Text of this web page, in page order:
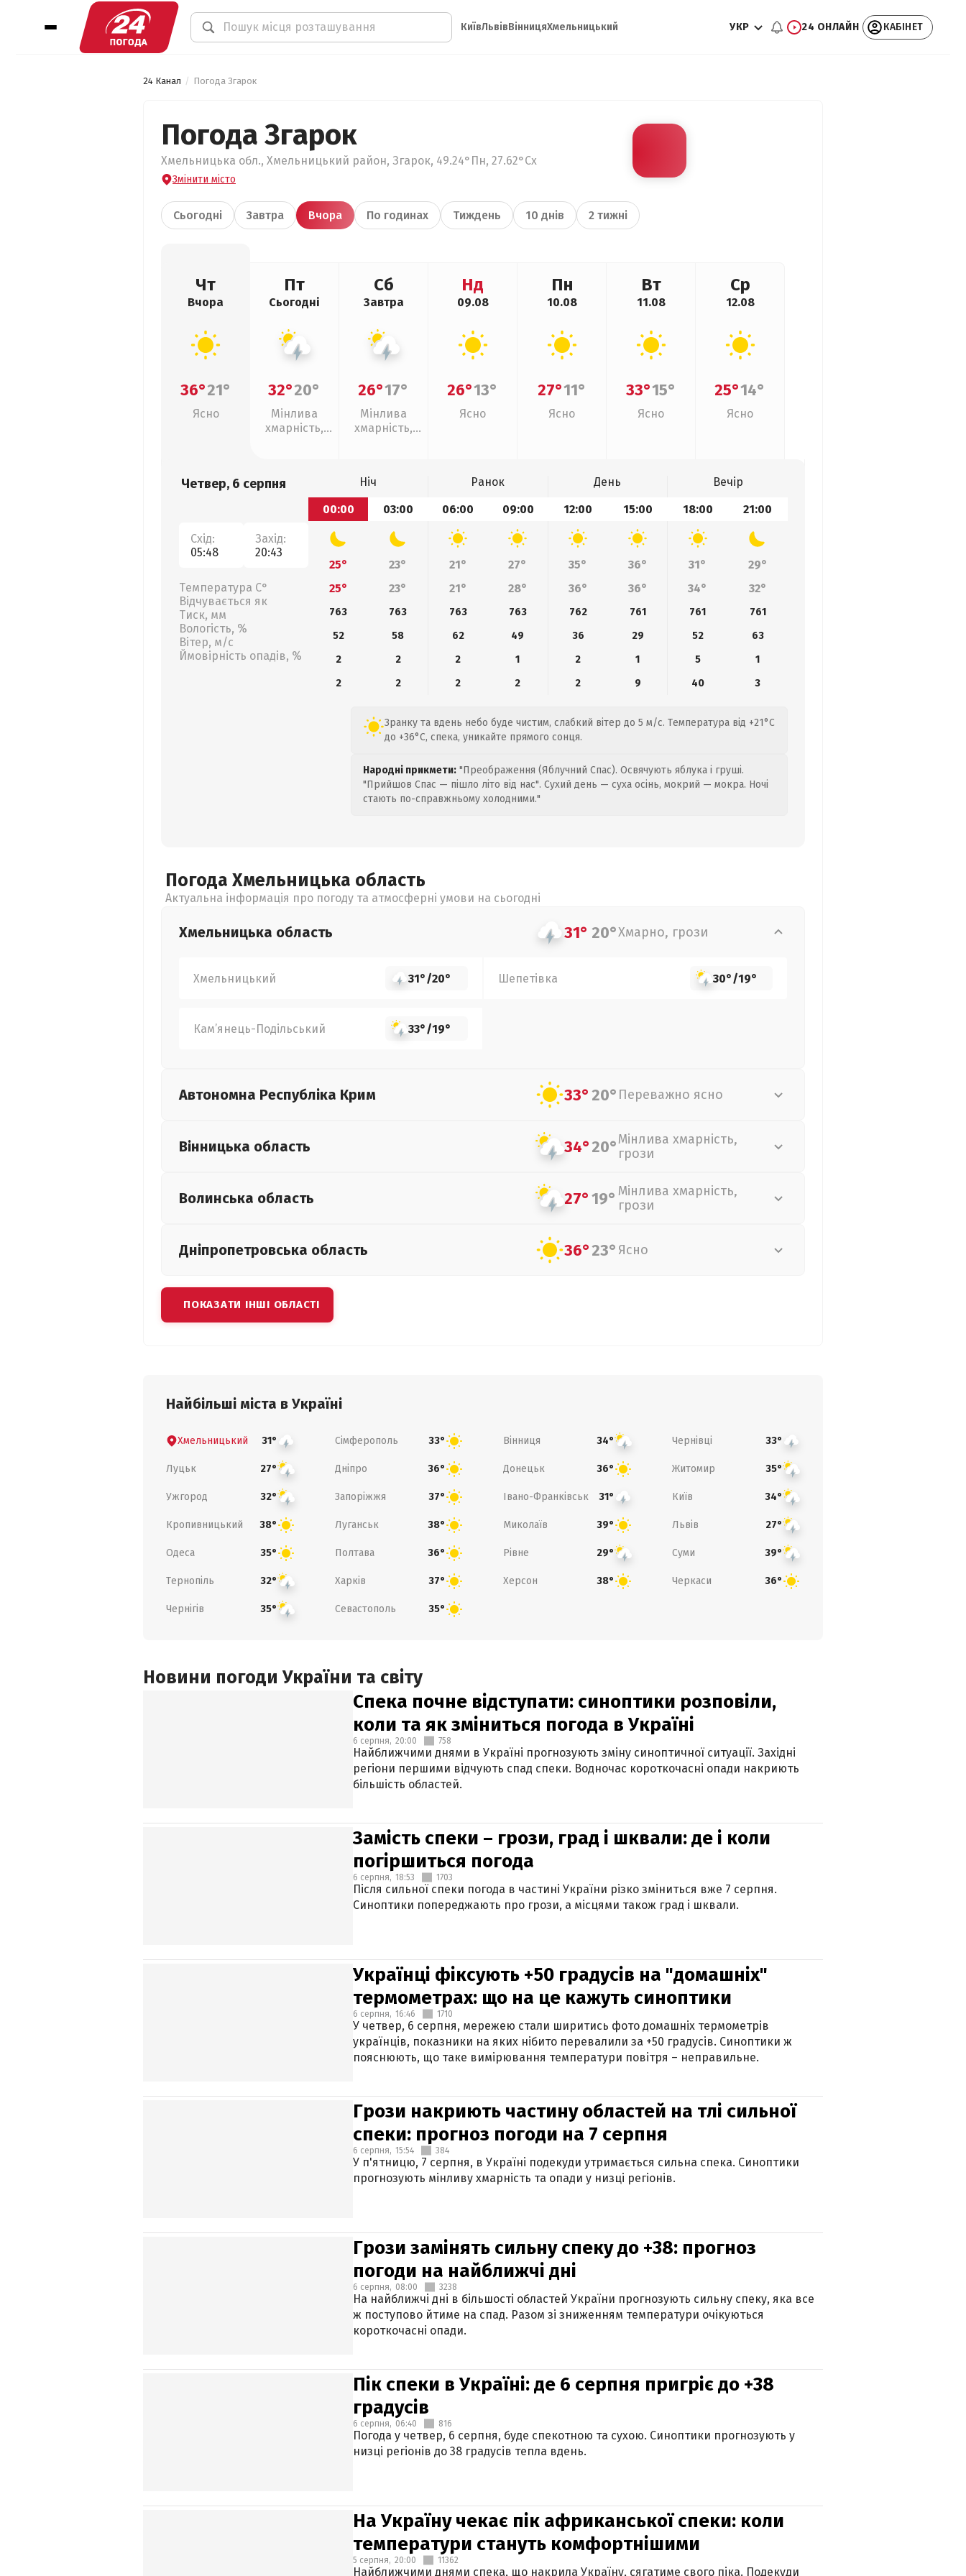
КиївЛьвівВінницяХмельницький УКР 24 ОНЛАЙН КАБІНЕТ
24 Канал Погода Згарок
Погода Згарок
Хмельницька обл., Хмельницький район, Згарок, 49.24°Пн, 27.62°Сх
Змінити місто
Сьогодні Завтра Вчора По годинах Тиждень 10 днів 2 тижні
Чт
Вчора
36°21°
Ясно
Пт
Сьогодні
32°20°
Мінлива
хмарність,
Сб
Завтра
26°17°
Мінлива
хмарність,
Нд
09.08
26°13°
Ясно
Пн
10.08
27°11°
Ясно
Вт
11.08
33°15°
Ясно
Ср
12.08
25°14°
Ясно
Четвер, 6 серпня
Схід:
05:48
Захід:
20:43
Температура С°
Відчувається як
Тиск, мм
Вологість, %
Вітер, м/с
Ймовірність опадів, %
Ніч Ранок День
Вечір
00:00
03:00 06:00 09:00 12:00 15:00 18:00 21:00
25° 23° 21° 27° 35° 36° 31°
29°
25°
23° 21° 28° 36° 36° 34° 32°
763 763 763 763 762 761 761
761
52
58 62 49 36 29 52
63
2
2 2 1 2 1 5
1
2
2 2 2 2 9 40 3
Зранку та вдень небо буде чистим, слабкий вітер до 5 м/с. Температура від +21°C
до +36°C, спека, уникайте прямого сонця.
Народні прикмети: "Преображення (Яблучний Спас). Освячують яблука і груші.
"Прийшов Спас — пішло літо від нас". Сухий день — суха осінь, мокрий — мокра. Ночі
стають по-справжньому холодними."
Погода Хмельницька область
Актуальна інформація про погоду та атмосферні умови на сьогодні
Хмельницька область 31° 20°Хмарно, грози
Хмельницький 31°/20° Шепетівка 30°/19°
Кам’янець-Подільський 33°/19°
Автономна Республіка Крим 33°20° Переважно ясно
Вінницька область 34°20°Мінлива хмарність,
грози
Волинська область 27°19° Мінлива хмарність,
грози
Дніпропетровська область 36°23° Ясно
ПОКАЗАТИ ІНШІ ОБЛАСТІ
Найбільші міста в Україні
Хмельницький 31° Сімферополь 33° Вінниця 34° Чернівці 33°
Луцьк 27° Дніпро 36° Донецьк 36° Житомир 35°
Ужгород 32° Запоріжжя 37° Івано-Франківськ 31° Київ 34°
Кропивницький 38° Луганськ 38° Миколаїв 39° Львів 27°
Одеса 35° Полтава 36° Рівне 29° Суми 39°
Тернопіль 32° Харків 37° Херсон 38° Черкаси 36°
Чернігів 35° Севастополь 35°
Новини погоди України та світу
Спека почне відступати: синоптики розповіли,
коли та як зміниться погода в Україні
6 серпня, 20:00 758
Найближчими днями в Україні прогнозують зміну синоптичної ситуації. Західні
регіони першими відчують спад спеки. Водночас короткочасні опади накриють
більшість областей.
Замість спеки – грози, град і шквали: де і коли
погіршиться погода
6 серпня, 18:53 1703
Після сильної спеки погода в частині України різко зміниться вже 7 серпня.
Синоптики попереджають про грози, а місцями також град і шквали.
Українці фіксують +50 градусів на "домашніх"
термометрах: що на це кажуть синоптики
6 серпня, 16:46 1710
У четвер, 6 серпня, мережею стали ширитись фото домашніх термометрів
українців, показники на яких нібито перевалили за +50 градусів. Синоптики ж
пояснюють, що таке вимірювання температури повітря – неправильне.
Грози накриють частину областей на тлі сильної
спеки: прогноз погоди на 7 серпня
6 серпня, 15:54 384
У п'ятницю, 7 серпня, в Україні подекуди утримається сильна спека. Синоптики
прогнозують мінливу хмарність та опади у низці регіонів.
Грози замінять сильну спеку до +38: прогноз
погоди на найближчі дні
6 серпня, 08:00 3238
На найближчі дні в більшості областей України прогнозують сильну спеку, яка все
ж поступово йтиме на спад. Разом зі зниженням температури очікуються
короткочасні опади.
Пік спеки в Україні: де 6 серпня пригріє до +38
градусів
6 серпня, 06:40 816
Погода у четвер, 6 серпня, буде спекотною та сухою. Синоптики прогнозують у
низці регіонів до 38 градусів тепла вдень.
На Україну чекає пік африканської спеки: коли
температури стануть комфортнішими
5 серпня, 20:00 11362
Найближчими днями спека, що накрила Україну, сягатиме свого піка. Подекуди